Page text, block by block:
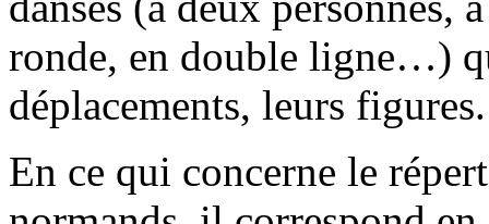
ronde, en double ligne…)
déplacements, leurs figures.
En ce qui concerne le